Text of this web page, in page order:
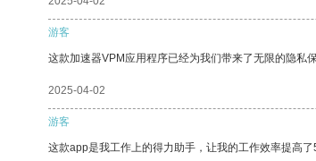
游客
这款加速器VPM应用程序已经为我们带来了无限的隐私
2025-04-02
游客
这款app是我工作上的得力助手，让我的工作效率提高